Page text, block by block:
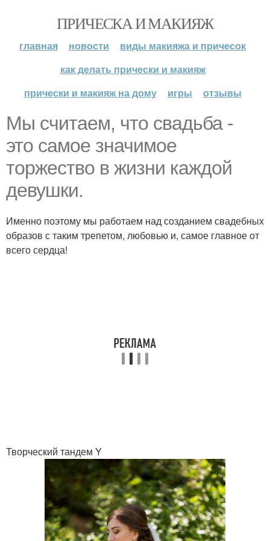
ПРИЧЕСКА И МАКИЯЖ
главная новости
виды макияжа и причесок
как делать прически и макияж
прически и макияж на дому
игры отзывы
Мы считаем, что свадьба -
это самое значимое
торжество в жизни каждой
девушки.
Именно поэтому мы работаем над созданием свадебных
образов с таким трепетом, любовью и, самое главное от
всего сердца!
Творческий тандем Y